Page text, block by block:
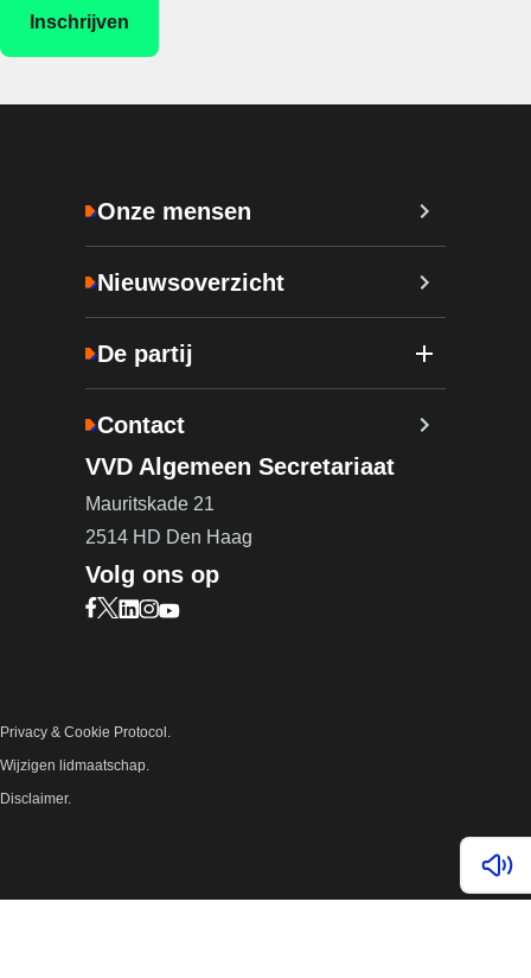
Lees
Onze mensen
Nieuwsoverzicht
De partij
Contact
VVD Algemeen Secretariaat
Mauritskade 21
2514 HD Den Haag
Volg ons op
Bezoek onze Facebook pagina (opent in nieuw
Bezoek onze X pagina (opent in nieuw tabblad)
Bezoek onze LinkedIn pagina (opent in nieuw
Bezoek onze Instagram pagina (opent in
Bezoek onze YouTube pagina (opent in
Privacy & Cookie Protocol.
Wijzigen lidmaatschap.
Disclaimer.